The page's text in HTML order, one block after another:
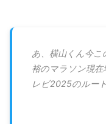
あ、横山くん今
裕のマラソン現
レビ2025のルー